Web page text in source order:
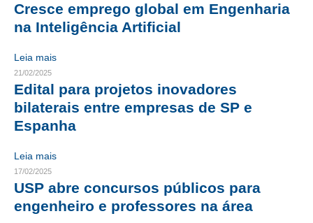
FIQUE POR DENTRO
EMPREGO E ESTÁGIO
CARREIRA
NEWSLETTER
Cresce emprego global em Engenharia
na Inteligência Artificial
Leia mais
21/02/2025
Edital para projetos inovadores
bilaterais entre empresas de SP e
Espanha
Leia mais
17/02/2025
USP abre concursos públicos para
engenheiro e professores na área